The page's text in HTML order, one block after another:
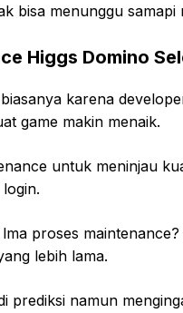
bisa menunggu samapi
Higgs Domino
karena
game makin menaik.
untuk meninjau
proses
lebih lama.
prediksi namun